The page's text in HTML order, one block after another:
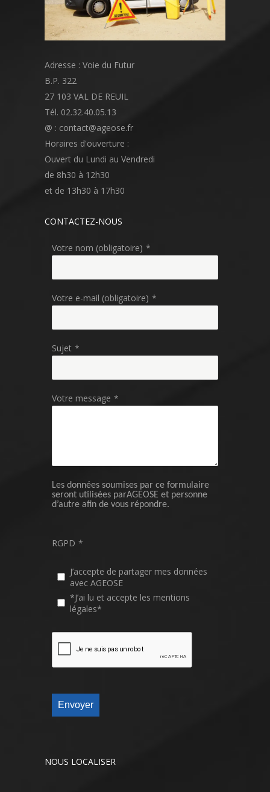
Adresse : Voie du Futur
B.P. 322
27 103 VAL DE REUIL
Tél. 02.32.40.05.13
@ : contact@ageose.fr
Horaires d'ouverture :
Ouvert du Lundi au Vendredi
de 8h30 à 12h30
et de 13h30 à 17h30
CONTACTEZ-NOUS
Votre nom (obligatoire) *
Votre e-mail (obligatoire) *
Sujet *
Votre message *
Les données soumises par ce formulaire
seront utilisées parAGEOSE et personne
d’autre afin de vous répondre.
RGPD *
J’accepte de partager mes données
avec AGEOSE
*J’ai lu et accepte les mentions
légales*
Envoyer
NOUS LOCALISER